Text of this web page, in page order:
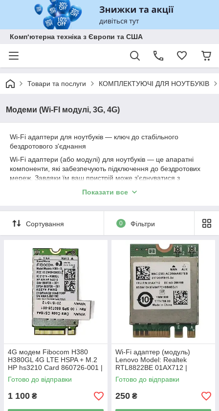
Комп‘ютерна техніка з Європи та США
Товари та послуги КОМПЛЕКТУЮЧІ ДЛЯ НОУТБУКІВ
Модеми (Wi-FI модулі, 3G, 4G)
Wi-Fi адаптери для ноутбуків — ключ до стабільного
бездротового з'єднання
Wi-Fi адаптери (або модулі) для ноутбуків — це апаратні
компоненти, які забезпечують підключення до бездротових
мереж. Завдяки їм ваш пристрій може з'єднуватися з
або морального старіння вбудованого Wi-Fi адаптера його
Показати все
Сортування 0 Фільтри
4G модем Fibocom H380
H380GL 4G LTE HSPA + M.2
HP hs3210 Card 860726-001 |
Б/В
Готово до відправки
1 100 ₴
Wi-Fi адаптер (модуль)
Lenovo Model: Realtek
RTL8822BE 01AX712 |
Модуль wi-fi RTL8822BE | Б/В
Готово до відправки
250 ₴